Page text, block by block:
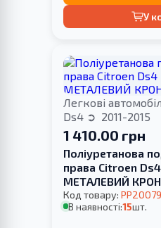
У
Легкові
Ds4
2011-2015
1 410.00 грн
Поліуретанова
права Citroen
МЕТАЛЕВИЙ
Код товару:
В наявності:15шт.